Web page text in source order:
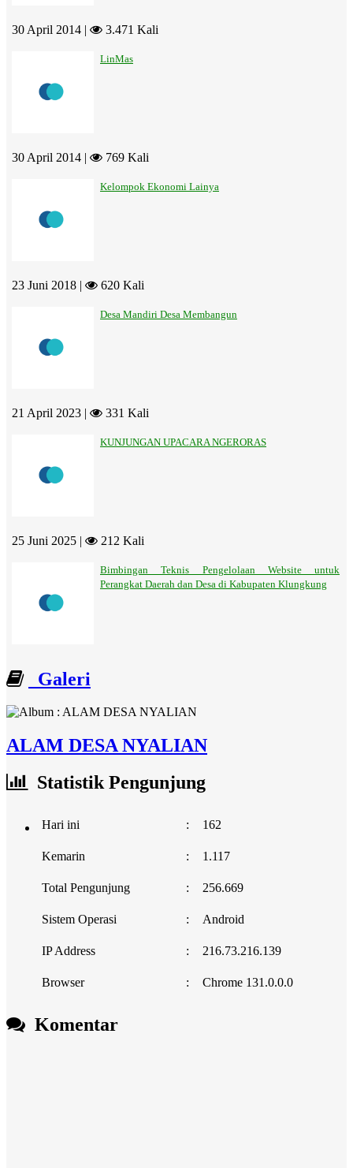
30 April 2014 | 3.471 Kali
LinMas
30 April 2014 | 769 Kali
Kelompok Ekonomi Lainya
23 Juni 2018 | 620 Kali
Desa Mandiri Desa Membangun
21 April 2023 | 331 Kali
KUNJUNGAN UPACARA NGERORAS
25 Juni 2025 | 212 Kali
Bimbingan Teknis Pengelolaan Website untuk
Perangkat Daerah dan Desa di Kabupaten Klungkung
Galeri
ALAM DESA NYALIAN
Statistik Pengunjung
Hari ini : 162
Kemarin : 1.117
Total Pengunjung : 256.669
Sistem Operasi : Android
IP Address : 216.73.216.139
Browser : Chrome 131.0.0.0
Komentar